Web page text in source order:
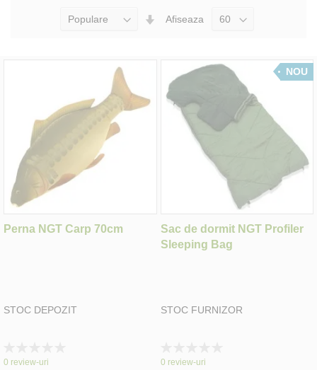
Seteaza
Afiseaza
Perna NGT Carp 70cm
STOC DEPOZIT
0%
0 review-uri
NOU
Sac de dormit NGT Profiler
Sleeping Bag
STOC FURNIZOR
0%
0 review-uri